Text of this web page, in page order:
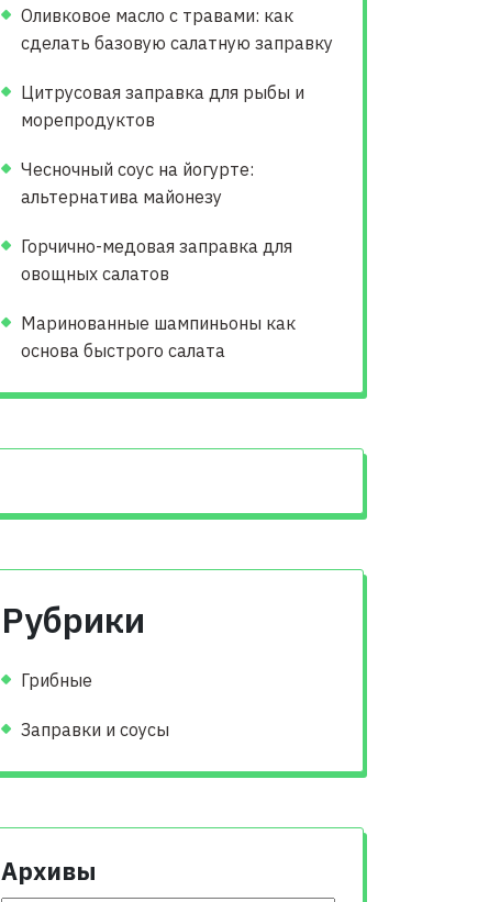
Оливковое масло с травами: как
сделать базовую салатную заправку
Цитрусовая заправка для рыбы и
морепродуктов
Чесночный соус на йогурте:
альтернатива майонезу
Горчично-медовая заправка для
овощных салатов
Маринованные шампиньоны как
основа быстрого салата
Рубрики
Грибные
Заправки и соусы
Архивы